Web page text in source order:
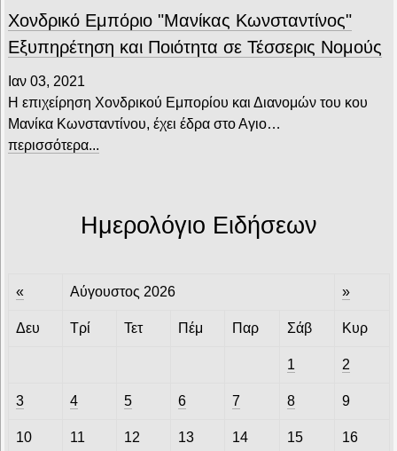
Χονδρικό Εμπόριο "Μανίκας Κωνσταντίνος"
Εξυπηρέτηση και Ποιότητα σε Τέσσερις Νομούς
Ιαν 03, 2021
Η επιχείρηση Χονδρικού Εμπορίου και Διανομών του κου
Μανίκα Κωνσταντίνου, έχει έδρα στο Αγιο…
περισσότερα...
Ημερολόγιο Ειδήσεων
« Αύγουστος 2026 »
Δευ Τρί Τετ Πέμ Παρ Σάβ Κυρ
1 2
3 4 5 6 7 8 9
10 11 12 13 14 15 16